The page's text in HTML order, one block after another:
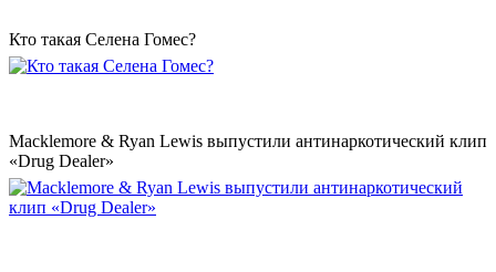
Кто такая Селена Гомес?
Macklemore & Ryan Lewis выпустили антинаркотический клип
«Drug Dealer»